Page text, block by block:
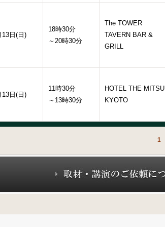
13日(日)
18時30分
～20時30分
The TOWER
TAVERN BAR &
GRILL
13日(日)
11時30分
～13時30分
HOTEL THE MITSUI
KYOTO
1